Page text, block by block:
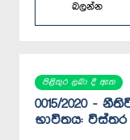
බලන්න
පිළිතුර ලබා දී ඇත
0015/2020 -
භාවිතය: විස්තර